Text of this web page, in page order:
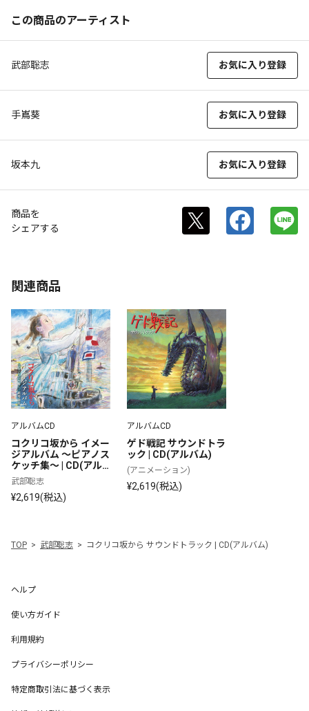
この商品のアーティスト
武部聡志 お気に入り登録
手嶌葵 お気に入り登録
坂本九 お気に入り登録
商品を
シェアする
関連商品
アルバムCD
コクリコ坂から イメー
ジアルバム ～ピアノス
ケッチ集～ | CD(アル
バム)
武部聡志
¥2,619(税込)
アルバムCD
ゲド戦記 サウンドトラ
ック | CD(アルバム)
(アニメーション)
¥2,619(税込)
TOP 武部聡志 コクリコ坂から サウンドトラック | CD(アルバム)
ヘルプ
使い方ガイド
利用規約
プライバシーポリシー
特定商取引法に基づく表示